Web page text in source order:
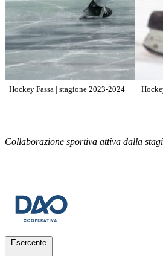
Hockey Fassa | stagione 2023-2024
Collaborazione sportiva attiva dalla
Esercente